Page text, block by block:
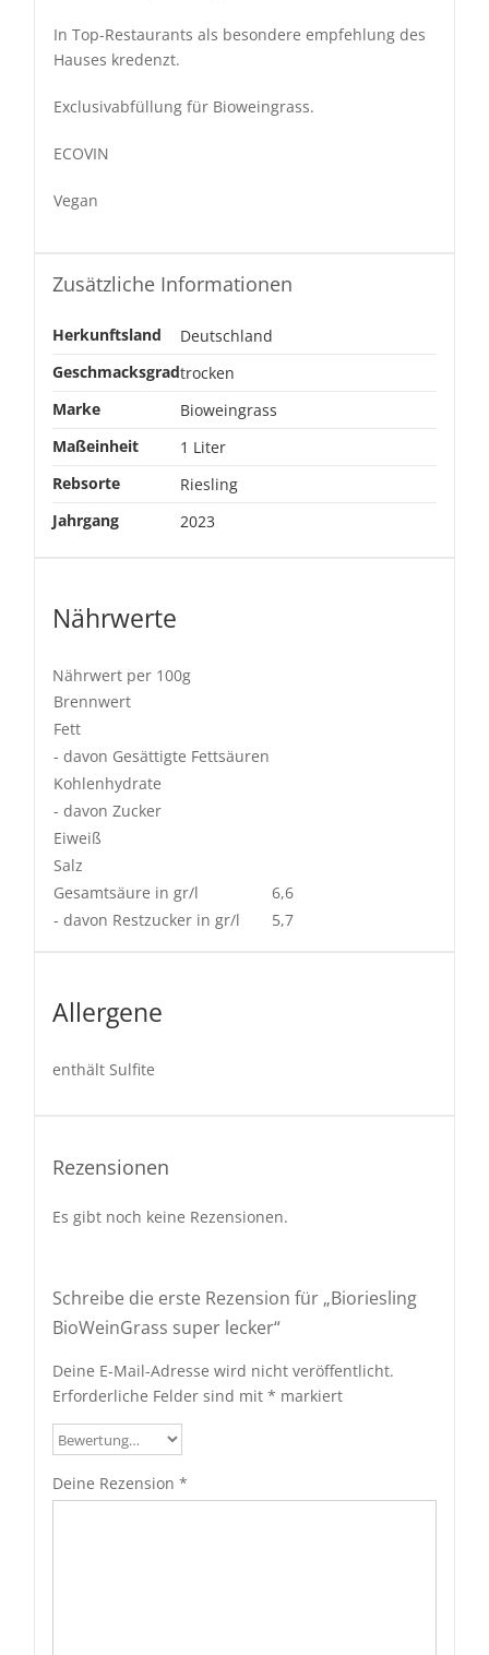
In Top-Restaurants als besondere empfehlung des
Hauses kredenzt.
Exclusivabfüllung für Bioweingrass.
ECOVIN
Vegan
Zusätzliche Informationen
Herkunftsland
Deutschland
Geschmacksgradtrocken
Marke
Bioweingrass
Maßeinheit
1 Liter
Rebsorte
Riesling
Jahrgang
2023
Nährwerte
Nährwert per 100g
Brennwert
Fett
- davon Gesättigte Fettsäuren
Kohlenhydrate
- davon Zucker
Eiweiß
Salz
Gesamtsäure in gr/l
6,6
- davon Restzucker in gr/l
5,7
Allergene
enthält Sulfite
Rezensionen
Es gibt noch keine Rezensionen.
Schreibe die erste Rezension für „Bioriesling
BioWeinGrass super lecker“
Deine E-Mail-Adresse wird nicht veröffentlicht.
Erforderliche Felder sind mit * markiert
Deine Rezension *